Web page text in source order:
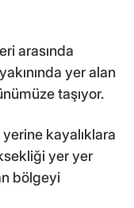
arasında
yer alan
taşıyor.
kayalıklara
yer yer
bölgeyi